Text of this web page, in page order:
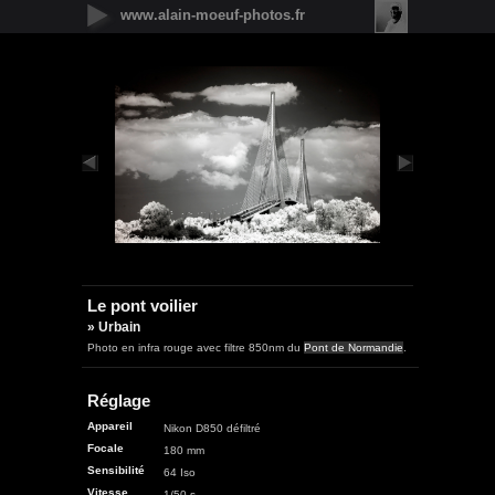
www.alain-moeuf-photos.fr
Le pont voilier
» Urbain
Photo en infra rouge avec filtre 850nm du Pont de Normandie
Réglage
Appareil
Nikon D850 défiltré
Focale
180 mm
Sensibilité
64 Iso
Vitesse